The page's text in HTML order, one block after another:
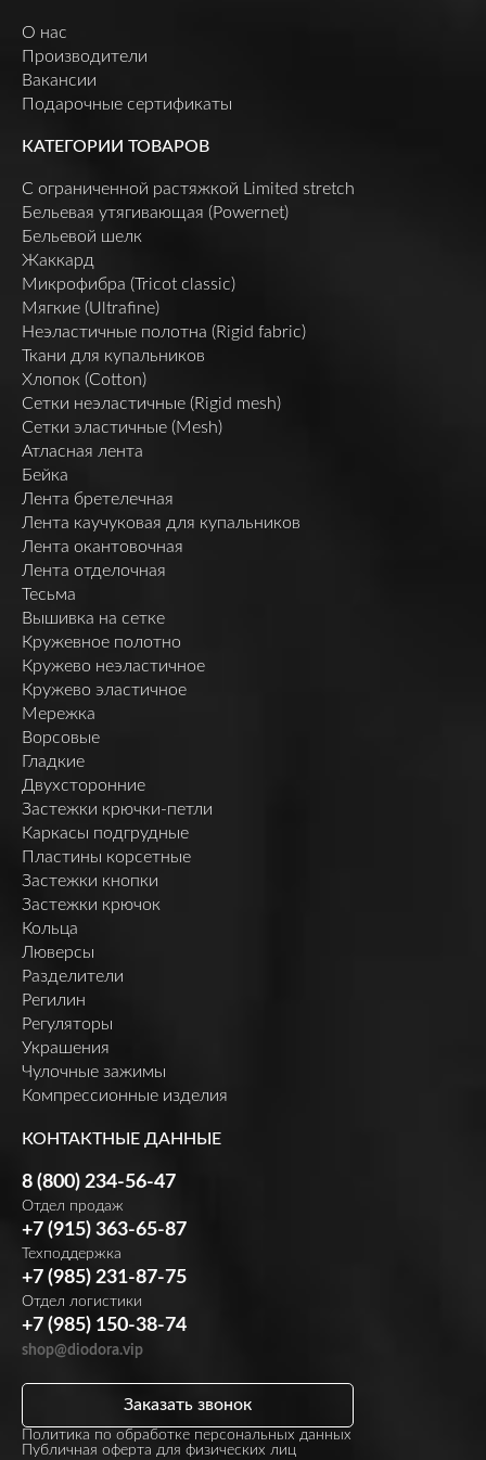
О нас
Производители
Вакансии
Подарочные сертификаты
КАТЕГОРИИ ТОВАРОВ
C ограниченной растяжкой Limited stretch
Бельевая утягивающая (Powernet)
Бельевой шелк
Жаккард
Микрофибра (Tricot classic)
Мягкие (Ultrafine)
Неэластичные полотна (Rigid fabric)
Ткани для купальников
Хлопок (Cotton)
Сетки неэластичные (Rigid mesh)
Сетки эластичные (Mesh)
Атласная лента
Бейка
Лента бретелечная
Лента каучуковая для купальников
Лента окантовочная
Лента отделочная
Тесьма
Вышивка на сетке
Кружевное полотно
Кружево неэластичное
Кружево эластичное
Мережка
Ворсовые
Гладкие
Двухсторонние
Застежки крючки-петли
Каркасы подгрудные
Пластины корсетные
Застежки кнопки
Застежки крючок
Кольца
Люверсы
Разделители
Регилин
Регуляторы
Украшения
Чулочные зажимы
Компрессионные изделия
КОНТАКТНЫЕ ДАННЫЕ
8 (800) 234-56-47
Отдел продаж
+7 (915) 363-65-87
Техподдержка
+7 (985) 231-87-75
Отдел логистики
+7 (985) 150-38-74
shop@diodora.vip
Политика по обработке персональных данных
Публичная оферта для физических лиц
Заказать звонок